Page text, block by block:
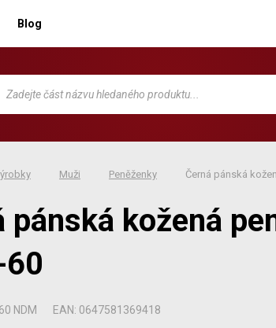
Blog
Muži Peněženky Černá pánská
pánská kožená
NDM EAN: 0647581369418